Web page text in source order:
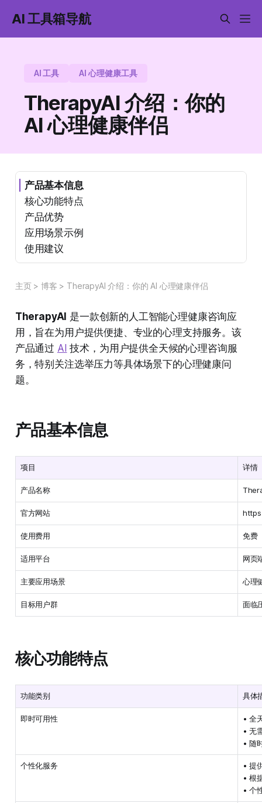
AI 工具箱导航
AI 工具 AI 心理健康工具
TherapyAI 介绍：你的
AI 心理健康伴侣
产品基本信息
核心功能特点
产品优势
应用场景示例
使用建议
主页> 博客 > TherapyAI 介绍：你的 AI 心理健康伴侣
TherapyAI 是一款创新的人工智能心理健康咨询应
用，旨在为用户提供便捷、专业的心理支持服务。该
产品通过 AI 技术，为用户提供全天候的心理咨询服
务，特别关注选举压力等具体场景下的心理健康问
题。
产品基本信息
项目 详情
产品名称
官方网站
使用费用 免费
适用平台 网页
主要应用场景 心理
目标用户群 面临
核心功能特点
功能类别 具体
即时可用性
• 全
• 无
• 随
个性化服务
• 提
• 根
• 个